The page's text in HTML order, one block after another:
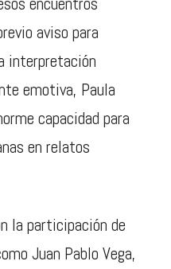
aviso para
interpretación
emotiva, Paula
capacidad para
en relatos
la participación de
Juan Pablo Vega,